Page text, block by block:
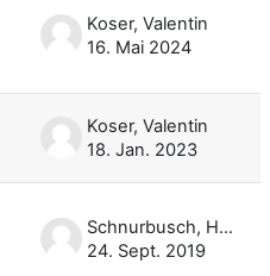
Koser, Valentin
16. Mai 2024
Koser, Valentin
18. Jan. 2023
Schnurbusch, Harald
24. Sept. 2019